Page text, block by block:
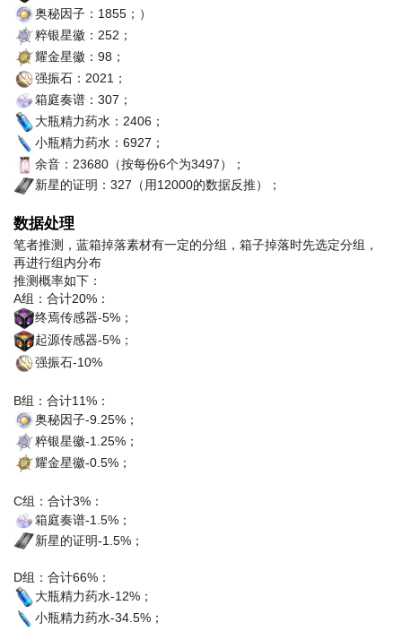
奥秘因子：1855；）
粹银星徽：252；
耀金星徽：98；
强振石：2021；
箱庭奏谱：307；
大瓶精力药水：2406；
小瓶精力药水：6927；
余音：23680（按每份6个为3497）；
新星的证明：327（用12000的数据反推）；
数据处理
笔者推测，蓝箱掉落素材有一定的分组，箱子掉落时先选定分组，
再进行组内分布
推测概率如下：
A组：合计20%：
终焉传感器-5%；
起源传感器-5%；
强振石-10%
B组：合计11%：
奥秘因子-9.25%；
粹银星徽-1.25%；
耀金星徽-0.5%；
C组：合计3%：
箱庭奏谱-1.5%；
新星的证明-1.5%；
D组：合计66%：
大瓶精力药水-12%；
小瓶精力药水-34.5%；